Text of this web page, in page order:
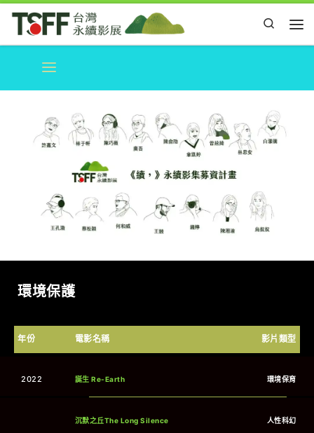
Skip to content
Search
環境保護
年份 電影名稱 影片類型
2022 誕生 Re-Earth 環境保育
沉默之丘The Long Silence 人性科幻